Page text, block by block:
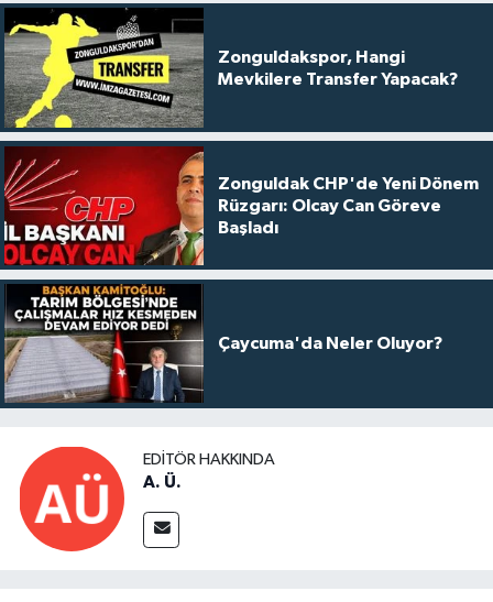
Zonguldakspor, Hangi
Mevkilere Transfer Yapacak?
Zonguldak CHP'de Yeni Dönem
Rüzgarı: Olcay Can Göreve
Başladı
Çaycuma'da Neler Oluyor?
EDITÖR HAKKINDA
A. Ü.